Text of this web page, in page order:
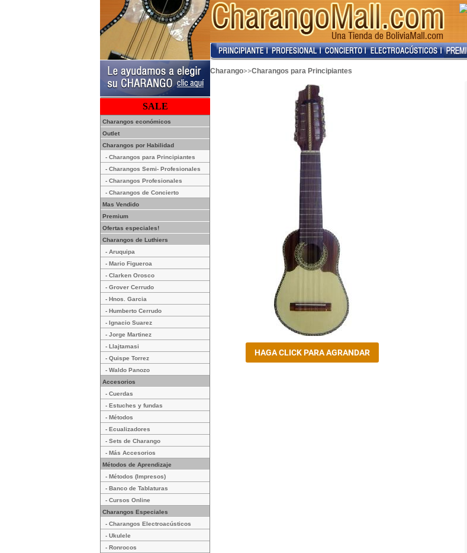
SALE
Charangos económicos
Outlet
Charangos por Habilidad
- Charangos para Principiantes
- Charangos Semi- Profesionales
- Charangos Profesionales
- Charangos de Concierto
Mas Vendido
Premium
Ofertas especiales!
Charangos de Luthiers
- Aruquipa
- Mario Figueroa
- Clarken Orosco
- Grover Cerrudo
- Hnos. Garcia
- Humberto Cerrudo
- Ignacio Suarez
- Jorge Martinez
- Llajtamasi
- Quispe Torrez
- Waldo Panozo
Accesorios
- Cuerdas
- Estuches y fundas
- Métodos
- Ecualizadores
- Sets de Charango
- Más Accesorios
Métodos de Aprendizaje
- Métodos (Impresos)
- Banco de Tablaturas
- Cursos Online
Charangos Especiales
- Charangos Electroacústicos
- Ukulele
- Ronrocos
Charango>>Charangos para Principiantes